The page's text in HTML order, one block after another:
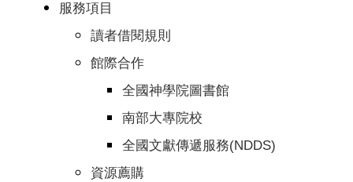
服務項目
讀者借閱規則
館際合作
全國神學院圖書館
南部大專院校
全國文獻傳遞服務(NDDS)
資源薦購